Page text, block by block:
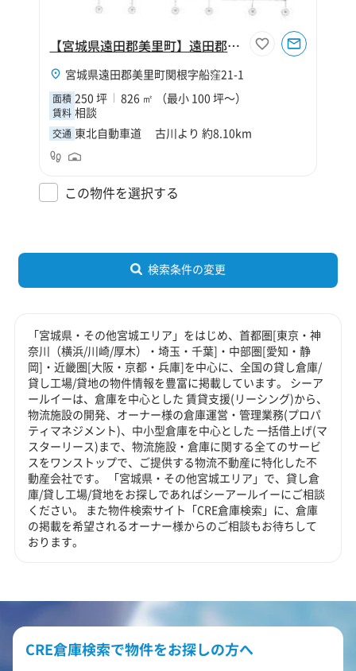
【宮城県遠田郡美里町】遠田郡美里町関根字船窪倉庫【寄託】
宮城県遠田郡美里町関根字船窪21-1
面積 250 坪 826 ㎡ （最小 100 坪～）
賃料 相談
交通 東北自動車道 古川より 約8.10km
この物件を選択する
検索条件の変更
「宮城県・その他宮城エリア」をはじめ、首都圏[東京・神
奈川（横浜/川崎/厚木）・埼玉・千葉]・中部圏[愛知・静
岡]・近畿圏[大阪・京都・兵庫]を中心に、全国の貸し倉庫/
貸し工場/貸地の物件情報を豊富に掲載しています。 シーア
ールイーは、倉庫を中心とした 賃貸支援(リーシング)から、
物流施設の開発、オーナー様の倉庫運営・管理業務(プロパ
ティマネジメント)、中小型倉庫を中心とした 一括借上げ(マ
スターリース)まで、物流施設・倉庫に関する全てのサービ
スをワンストップで、ご提供する物流不動産に特化した不
動産会社です。 「宮城県・その他宮城エリア」で、貸し倉
庫/貸し工場/貸地をお探しであればシーアールイーにご相談
ください。 また物件検索サイト「CRE倉庫検索」に、倉庫
の掲載を希望されるオーナー様からのご相談もお待ちして
おります。
CRE倉庫検索で物件をお探しの方へ